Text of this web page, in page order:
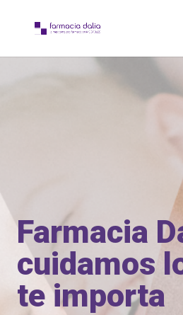
Farmacia
cuidamos
te importa